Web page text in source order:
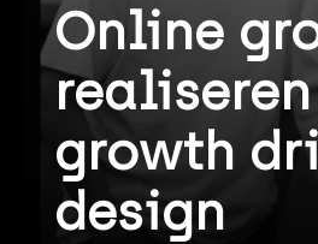
Online
growth
design